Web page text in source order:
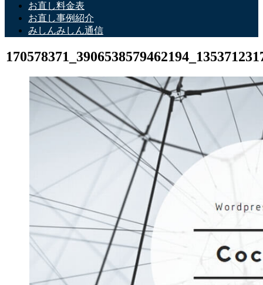
お直し料金表
お直し事例紹介
みしんみしん通信